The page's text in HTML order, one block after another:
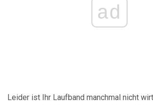
ad
Leider ist Ihr Laufband manchmal nicht